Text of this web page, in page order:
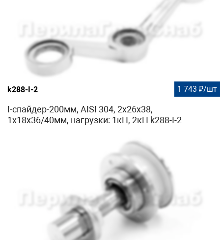
k288-I-2 1 743 ₽/шт
I-спайдер-200мм, AISI 304, 2х26х38,
1х18х36/40мм, нагрузки: 1кН, 2кН k288-I-2